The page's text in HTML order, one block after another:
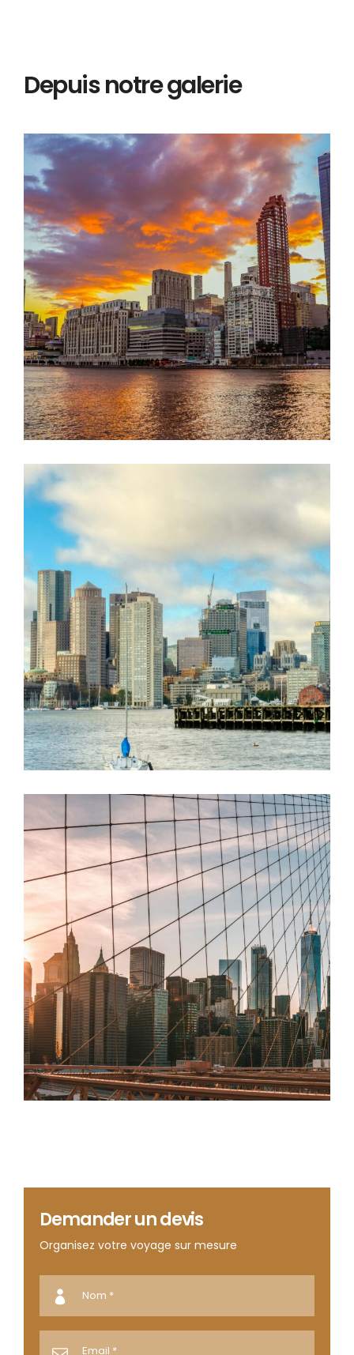
Depuis notre galerie
Demander un devis
Organisez votre voyage sur mesure